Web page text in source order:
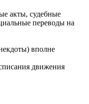
акты, судебные
переводы на
вполне
движения